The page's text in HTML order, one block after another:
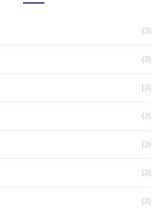
(3)
(3)
(3)
(3)
(3)
(3)
(3)